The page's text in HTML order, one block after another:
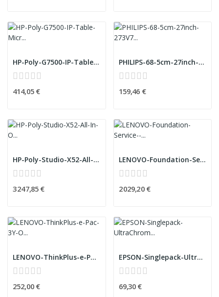
HP-Poly-G7500-IP-Table-Microphone
414,05 €
PHILIPS-68-5cm-27inch-273V7QDAB-W-LED-FHD-1920x...
159,46 €
HP-Poly-Studio-X52-All-In-One-Video-Bar-EMEA---...
3 247,85 €
LENOVO-Foundation-Service---5Yr-Next-Business-D...
2 029,20 €
LENOVO-ThinkPlus-e-Pac-3Y-Onsite-MIIX-520-BE
252,00 €
EPSON-Singlepack-UltraChrome-XD2-T41R240-Cyan-1...
69,30 €